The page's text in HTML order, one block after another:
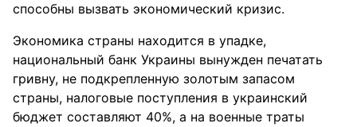
способны вызвать экономический кризис.
Экономика страны находится в упадке,
национальный банк Украины вынужден печатать
гривну, не подкрепленную золотым запасом
страны, налоговые поступления в украинский
бюджет составляют 40%, а на военные траты